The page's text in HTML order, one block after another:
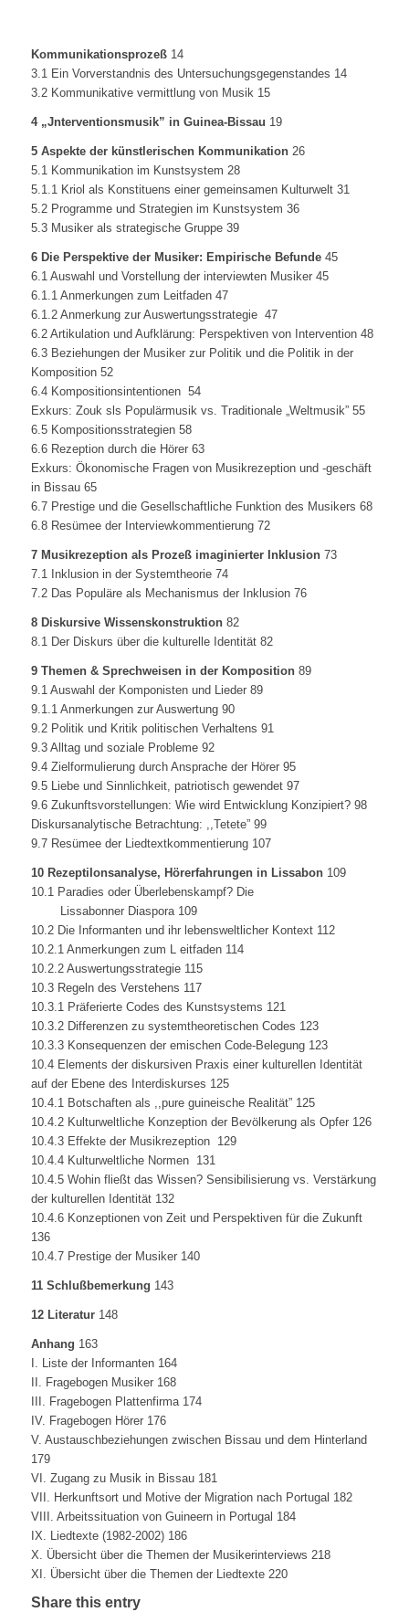
Kommunikationsprozeß14
3.1 Ein Vorverstandnis des Untersuchungsgegenstandes 14
3.2 Kommunikative vermittlung von Musik 15
4 „Jnterventionsmusik” in Guinea-Bissau 19
5 Aspekte der künstlerischen Kommunikation26
5.1 Kommunikation im Kunstsystem 28
5.1.1 Kriol als Konstituens einer gemeinsamen Kulturwelt 31
5.2 Programme und Strategien im Kunstsystem 36
5.3 Musiker als strategische Gruppe 39
6 Die Perspektive der Musiker: Empirische Befunde45
6.1 Auswahl und Vorstellung der interviewten Musiker 45
6.1.1 Anmerkungen zum Leitfaden 47
6.1.2 Anmerkung zur Auswertungsstrategie 47
6.2 Artikulation und Aufklärung: Perspektiven von Intervention 48
6.3 Beziehungen der Musiker zur Politik und die Politik in der
Komposition 52
6.4 Kompositionsintentionen 54
Exkurs: Zouk sls Populärmusik vs. Traditionale „Weltmusik” 55
6.5 Kompositionsstrategien 58
6.6 Rezeption durch die Hörer 63
Exkurs: Ökonomische Fragen von Musikrezeption und -geschäft
in Bissau 65
6.7 Prestige und die Gesellschaftliche Funktion des Musikers 68
6.8 Resümee der Interviewkommentierung 72
7 Musikrezeption als Prozeß imaginierter Inklusion73
7.1 Inklusion in der Systemtheorie 74
7.2 Das Populäre als Mechanismus der Inklusion 76
8 Diskursive Wissenskonstruktion82
8.1 Der Diskurs über die kulturelle Identität 82
9 Themen & Sprechweisen in der Komposition89
9.1 Auswahl der Komponisten und Lieder 89
9.1.1 Anmerkungen zur Auswertung 90
9.2 Politik und Kritik politischen Verhaltens 91
9.3 Alltag und soziale Probleme 92
9.4 Zielformulierung durch Ansprache der Hörer 95
9.5 Liebe und Sinnlichkeit, patriotisch gewendet 97
9.6 Zukunftsvorstellungen: Wie wird Entwicklung Konzipiert? 98
Diskursanalytische Betrachtung: ,,Tetete” 99
9.7 Resümee der Liedtextkommentierung 107
10 RezeptiIonsanalyse, Hörerfahrungen in Lissabon109
10.1 Paradies oder Überlebenskampf? Die
Lissabonner Diaspora 109
10.2 Die Informanten und ihr lebensweltlicher Kontext 112
10.2.1 Anmerkungen zum L eitfaden 114
10.2.2 Auswertungsstrategie 115
10.3 Regeln des Verstehens 117
10.3.1 Präferierte Codes des Kunstsystems 121
10.3.2 Differenzen zu systemtheoretischen Codes 123
10.3.3 Konsequenzen der emischen Code-Belegung 123
10.4 Elements der diskursiven Praxis einer kulturellen Identität
auf der Ebene des Interdiskurses 125
10.4.1 Botschaften als ,,pure guineische Realität” 125
10.4.2 Kulturweltliche Konzeption der Bevölkerung als Opfer 126
10.4.3 Effekte der Musikrezeption 129
10.4.4 Kulturweltliche Normen 131
10.4.5 Wohin fließt das Wissen? Sensibilisierung vs. Verstärkung
der kulturellen Identität 132
10.4.6 Konzeptionen von Zeit und Perspektiven für die Zukunft
136
10.4.7 Prestige der Musiker 140
11 Schlußbemerkung 143
12 Literatur148
Anhang 163
I. Liste der Informanten 164
II. Fragebogen Musiker 168
III. Fragebogen Plattenfirma 174
IV. Fragebogen Hörer 176
V. Austauschbeziehungen zwischen Bissau und dem Hinterland
179
VI. Zugang zu Musik in Bissau 181
VII. Herkunftsort und Motive der Migration nach Portugal 182
VIII. Arbeitssituation von Guineern in Portugal 184
IX. Liedtexte (1982-2002) 186
X. Übersicht über die Themen der Musikerinterviews 218
XI. Übersicht über die Themen der Liedtexte 220
Share this entry